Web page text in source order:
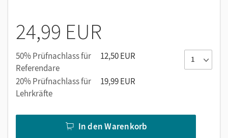
Kenntnisse festigen, systematisieren und erweitern.
24,99 EUR
50% Prüfnachlass für
Referendare
12,50 EUR
20% Prüfnachlass für
Lehrkräfte
19,99 EUR
In den Warenkorb